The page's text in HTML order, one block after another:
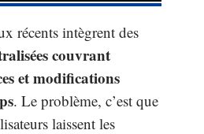
récents intègrent des
couvrant
et modifications
. Le problème, c’est que
laissent les